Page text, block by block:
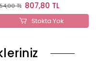
TL 807,80 TL
Stokta Yok